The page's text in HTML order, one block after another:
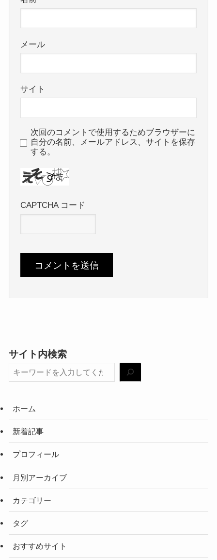
メール
サイト
次回のコメントで使用するためブラウザーに
自分の名前、メールアドレス、サイトを保存
する。
CAPTCHA コード
サイト内検索
ホーム
新着記事
プロフィール
月別アーカイブ
カテゴリー
タグ
おすすめサイト